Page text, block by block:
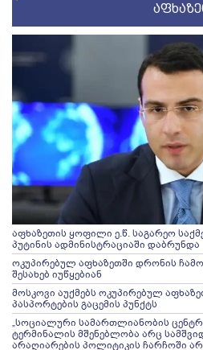
აფხაზეთის ყოფილი ე.წ. საგარეო
პუტინის ადმინისტრაციაში დაბრუნდა
ოკუპირებულ აფხაზეთში დრონის
შესახებ იუწყებიან
მოსკოვი აუქმებს ოკუპირებულ
პასპორტების გაცემის პუნქტს
„სოციალური სამართლიანობის
ტერმინალის მშენებლობა არც
არაღიარების პოლიტიკის ჩარჩოში